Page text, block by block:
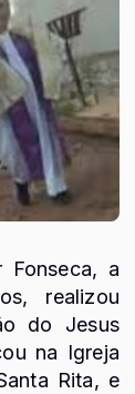
Fonseca, a
realizou
do Jesus
na Igreja
Rita, e